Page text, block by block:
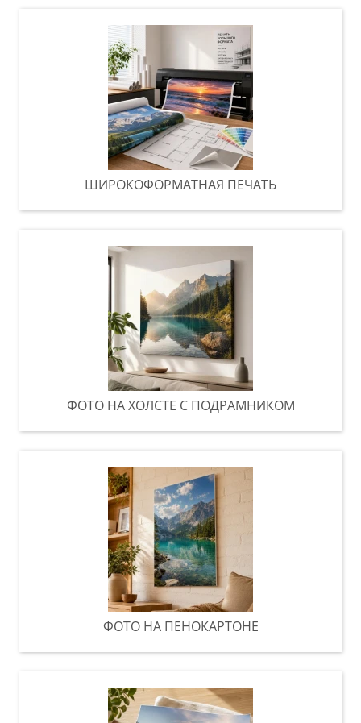
ШИРОКОФОРМАТНАЯ ПЕЧАТЬ
ФОТО НА ХОЛСТЕ С ПОДРАМНИКОМ
ФОТО НА ПЕНОКАРТОНЕ